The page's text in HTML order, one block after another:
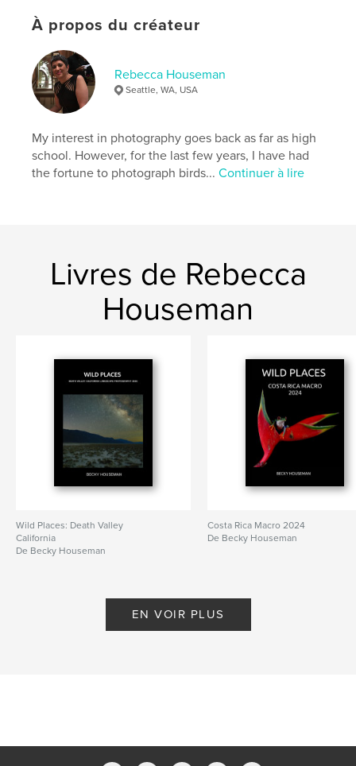
À propos du créateur
Rebecca Houseman
Seattle, WA, USA
My interest in photography goes back as far as high
school. However, for the last few years, I have had
the fortune to photograph birds...Continuer à lire
Livres de Rebecca
Houseman
Wild Places: Death Valley
California
De Becky Houseman
Costa Rica Macro 2024
De Becky Houseman
EN VOIR PLUS